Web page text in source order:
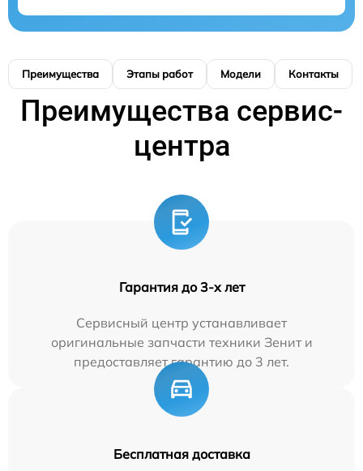
Преимущества Этапы работ Модели Контакты
Преимущества сервис-
центра
Гарантия до 3-х лет
Сервисный центр устанавливает
оригинальные запчасти техники Зенит и
предоставляет гарантию до 3 лет.
Бесплатная доставка